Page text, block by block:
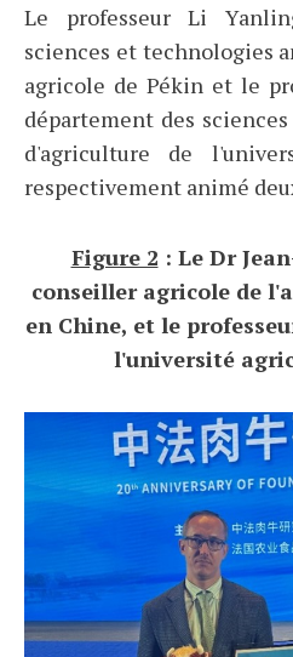
Le professeur Li
sciences et technologies
agricole de Pékin et le
département des
d'agriculture de
respectivement animé
Figure 2 : Le Dr
conseiller agricole de
en Chine, et le
l'université